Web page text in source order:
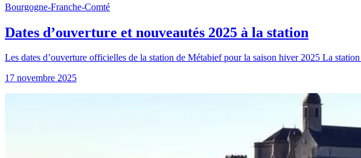
Bourgogne-Franche-Comté
Dates d’ouverture et nouveautés 2025 à la station
Les dates d’ouverture officielles de la station de Métabief pour la saison hiver 2025 La
17 novembre 2025